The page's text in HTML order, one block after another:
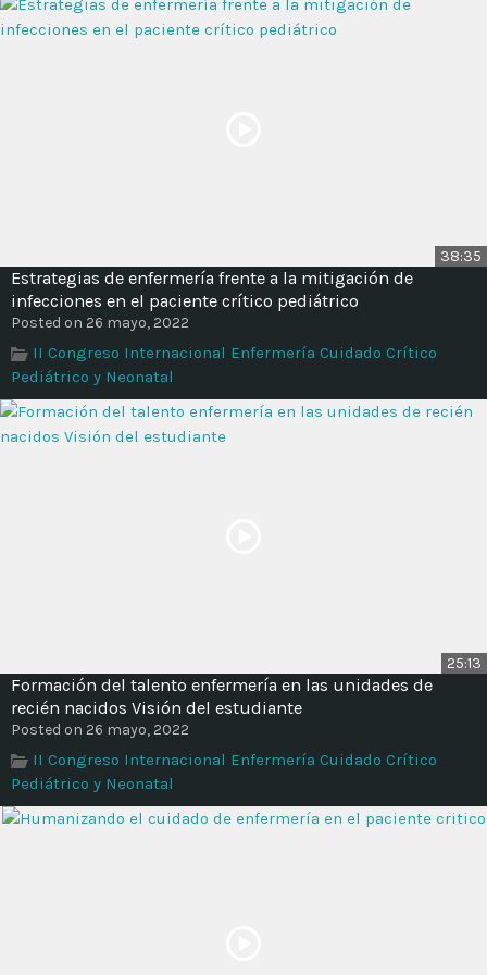
38:35
Estrategias de enfermería frente a la mitigación de
infecciones en el paciente crítico pediátrico
Posted on 26 mayo, 2022
II Congreso Internacional Enfermería Cuidado Crítico
Pediátrico y Neonatal
25:13
Formación del talento enfermería en las unidades de
recién nacidos Visión del estudiante
Posted on 26 mayo, 2022
II Congreso Internacional Enfermería Cuidado Crítico
Pediátrico y Neonatal